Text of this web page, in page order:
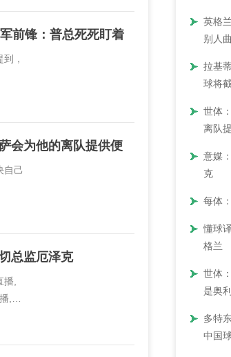
前锋：普总死死盯着
，
会为他的离队提供便
自己
总监厄泽克
,
,PP
英格
别人
拉基
球将
世体
离队
意媒
克
每体
懂球
格兰
世体
是奥
多特
中国